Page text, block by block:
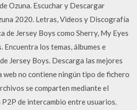
Ozuna. Escuchar y Descargar
2020. Letras, Videos y Discografía
de Jersey Boys como Sherry, My Eyes
Encuentra los temas, álbumes e
Jersey Boys. Descarga las mejores
web no contiene ningún tipo de fichero
se comparten mediante el
de intercambio entre usuarios.